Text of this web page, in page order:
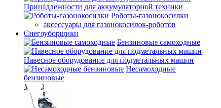
Принадлежности для аккумуляторной техники
Роботы-газонокосилки
аксессуары для газонокосилок-роботов
Снегоуборщики
Бензиновые самоходные
Навесное оборудование для подметальных машин
Несамоходные
бензиновые